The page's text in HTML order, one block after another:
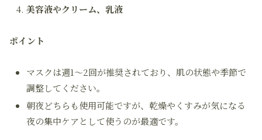
美容液やクリーム、乳液
ポイント
マスクは週1～2回が推奨されており、肌の状態や季節で
調整してください。
朝夜どちらも使用可能ですが、乾燥やくすみが気になる
夜の集中ケアとして使うのが最適です。